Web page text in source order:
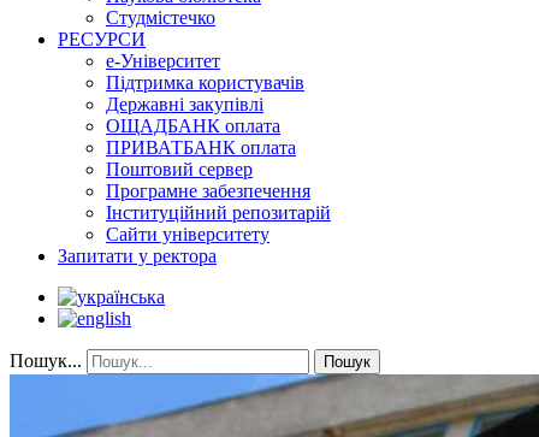
Студмістечко
РЕСУРСИ
е-Університет
Підтримка користувачів
Державні закупівлі
ОЩАДБАНК оплата
ПРИВАТБАНК оплата
Поштовий сервер
Програмне забезпечення
Інституційний репозитарій
Сайти університету
Запитати у ректора
Пошук... Пошук